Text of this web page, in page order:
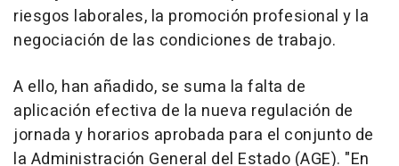
riesgos laborales, la promoción profesional y la
negociación de las condiciones de trabajo.
A ello, han añadido, se suma la falta de
aplicación efectiva de la nueva regulación de
jornada y horarios aprobada para el conjunto de
la Administración General del Estado (AGE). "En